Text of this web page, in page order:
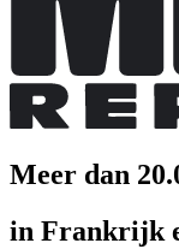
Meer dan
in Frankrijk